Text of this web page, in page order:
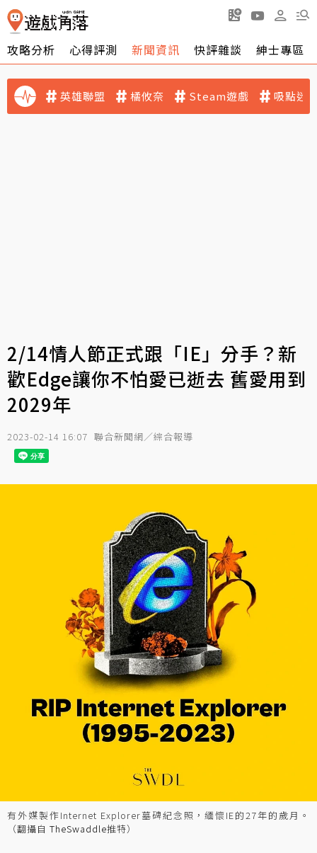
攻略分析 心得評測 新聞資訊 快評雜談 紳士專區
英雄聯盟 橘攸奈 Steam遊戲 吸點迷
2/14情人節正式跟「IE」分手？新
歡Edge讓你不怕愛已逝去 舊愛用到
2029年
2023-02-14 16:07 聯合新聞網／綜合報導
有外媒製作Internet Explorer墓碑紀念照，緬懷IE的27年的歲月。
（翻攝自 TheSwaddle推特）